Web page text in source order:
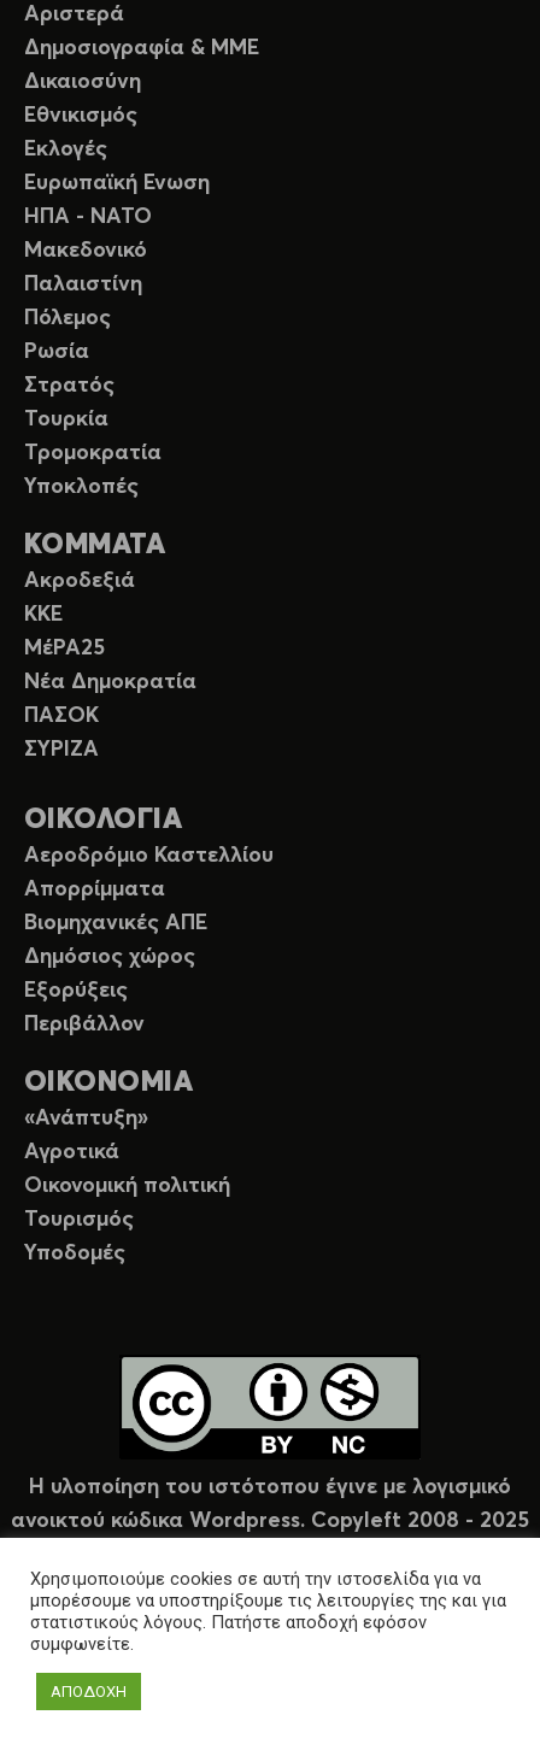
Αριστερά
Δημοσιογραφία & ΜΜΕ
Δικαιοσύνη
Εθνικισμός
Εκλογές
Ευρωπαϊκή Ενωση
ΗΠΑ - ΝΑΤΟ
Μακεδονικό
Παλαιστίνη
Πόλεμος
Ρωσία
Στρατός
Τουρκία
Τρομοκρατία
Υποκλοπές
ΚΟΜΜΑΤΑ
Ακροδεξιά
ΚΚΕ
ΜέΡΑ25
Νέα Δημοκρατία
ΠΑΣΟΚ
ΣΥΡΙΖΑ
ΟΙΚΟΛΟΓΙΑ
Αεροδρόμιο Καστελλίου
Απορρίμματα
Βιομηχανικές ΑΠΕ
Δημόσιος χώρος
Εξορύξεις
Περιβάλλον
ΟΙΚΟΝΟΜΙΑ
«Ανάπτυξη»
Αγροτικά
Οικονομική πολιτική
Τουρισμός
Υποδομές
Η υλοποίηση του ιστότοπου έγινε με λογισμικό
ανοικτού κώδικα Wordpress. Copyleft 2008 - 2025
Χρησιμοποιούμε cookies σε αυτή την ιστοσελίδα για να
μπορέσουμε να υποστηρίξουμε τις λειτουργίες της και για
στατιστικούς λόγους. Πατήστε αποδοχή εφόσον
συμφωνείτε.
ΑΠΟΔΟΧΗ